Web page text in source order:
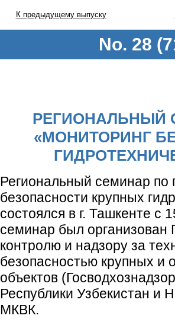
К предыдущему выпуску
No. 28
РЕГИОНАЛЬНЫЙ
«МОНИТОРИНГ
Региональный семинар
безопасности крупных
состоялся в г. Ташкенте с
семинар был организован
контролю и надзору за
безопасностью крупных и
объектов
Республики Узбекистан
МКВК.